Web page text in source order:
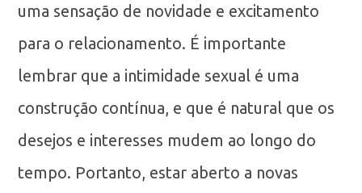
uma sensação de novidade e excitamento
para o relacionamento. É importante
lembrar que a intimidade sexual é uma
construção contínua, e que é natural que os
desejos e interesses mudem ao longo do
tempo. Portanto, estar aberto a novas